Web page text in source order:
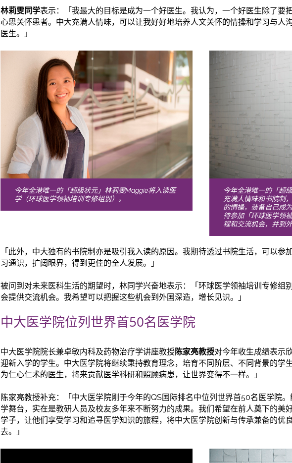
林莉雯同学表示：「我最大的目标是成为一个好医生。我认为，一个好医生除了要
心思关怀患者。中大充满人情味，可以让我好好地培养人文关怀的情操和学习与人
医生。」
今年全港唯一的「超级状元」林莉雯Maggie将入读医
学（环球医学领袖培训专修组别）。
今年全港唯一的「超
充满人情味和书院制
的情操，装备自己成
待参加「环球医学领
程和交流机会，并到
「此外，中大独有的书院制亦是吸引我入读的原因。我期待透过书院生活，可以参
习通识，扩阔眼界，得到更佳的全人发展。」
被问到对未来医科生活的期望时，林同学兴奋地表示：「环球医学领袖培训专修组
会提供交流机会。我希望可以把握这些机会到外国深造，增长见识。」
中大医学院位列世界首50名医学院
中大医学院院长兼卓敏内科及药物治疗学讲座教授陈家亮教授对今年收生成绩表示
迎新入学的学生。中大医学院将继续秉持教育理念，培育不同阶层、不同背景的学
为仁心仁术的医生，将来贡献医学科研和照顾病患，让世界变得不一样。」
陈家亮教授补充：「中大医学院刚于今年的QS国际排名中位列世界首50名医学院
学舞台，实在是教研人员及校友多年来不断努力的成果。我们希望在前人奠下的美
学子，让他们享受学习和追寻医学知识的旅程，将中大医学院创新与传承兼备的优
去。」